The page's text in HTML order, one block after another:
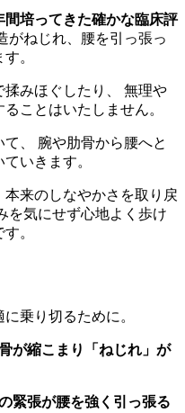
間培ってきた確かな臨床評
がねじれ、腰を引っ張っ
。
みほぐしたり、 無理や
ことはいたしません。
て、 腕や肋骨から腰へと
いきます。
来のしなやかさを取り戻
を気にせず心地よく歩け
。
乗り切るために。
が縮こまり「ねじれ」が
緊張が腰を強く引っ張る